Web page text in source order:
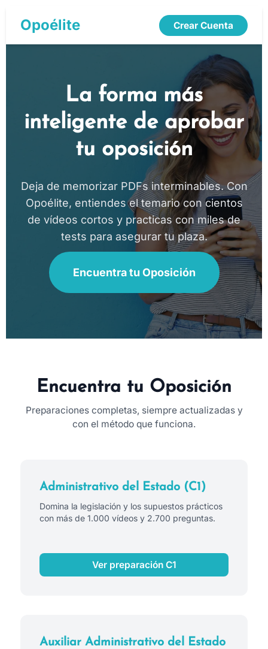
Opoélite Crear Cuenta
La forma más
inteligente de aprobar
tu oposición
Deja de memorizar PDFs interminables. Con
Opoélite, entiendes el temario con cientos
de vídeos cortos y practicas con miles de
tests para asegurar tu plaza.
Encuentra tu Oposición
Encuentra tu Oposición
Preparaciones completas, siempre actualizadas y
con el método que funciona.
Administrativo del Estado (C1)
Domina la legislación y los supuestos prácticos
con más de 1.000 vídeos y 2.700 preguntas.
Ver preparación C1
Auxiliar Administrativo del Estado